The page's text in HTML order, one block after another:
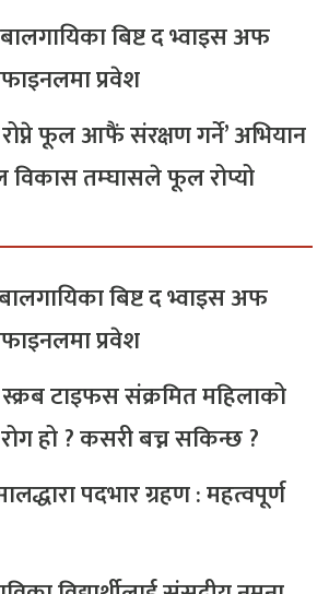
बिष्ट द भ्वाइस अफ
प्रवेश
फूल आफैं संरक्षण गर्ने’ अभियान
विकास तम्घासले फूल रोप्यो
बिष्ट द भ्वाइस अफ
प्रवेश
टाइफस संक्रमित महिलाको
हो ? कसरी बच्न सकिन्छ ?
पदभार ग्रहण : महत्वपूर्ण